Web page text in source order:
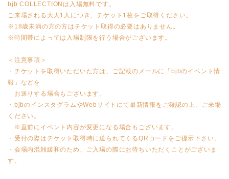
bjb COLLECTIONは入場無料です。
ご来場される大人1人につき、チケット1枚をご取得ください。
※18歳未満の方の方はチケット取得の必要はありません。
※時間帯によっては入場制限を行う場合がございます。
＜注意事項＞
・チケットを取得いただいた方は、ご記載のメールに「bjbのイベント情
報」などを
お送りする場合もございます。
・bjbのインスタグラムやWebサイトにて最新情報をご確認の上、ご来場
ください。
※直前にイベント内容が変更になる場合もございます。
・受付の際はチケット取得時に送られてくるQRコードをご提示下さい。
・会場内混雑緩和のため、ご入場の際にお待ちいただくことがございま
す。